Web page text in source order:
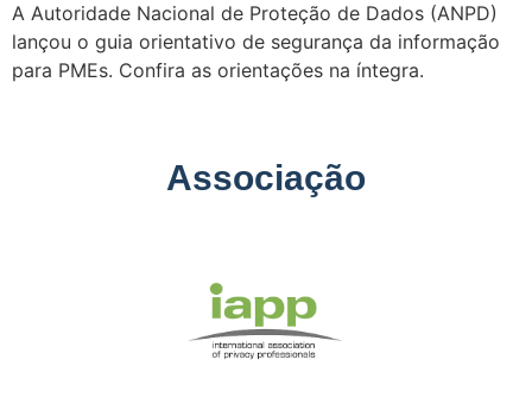
A Autoridade Nacional de Proteção de Dados (ANPD)
lançou o guia orientativo de segurança da informação
para PMEs. Confira as orientações na íntegra.
Associação